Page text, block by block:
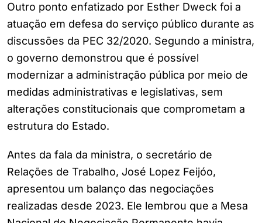
Outro ponto enfatizado por Esther Dweck foi a
atuação em defesa do serviço público durante as
discussões da PEC 32/2020. Segundo a ministra,
o governo demonstrou que é possível
modernizar a administração pública por meio de
medidas administrativas e legislativas, sem
alterações constitucionais que comprometam a
estrutura do Estado.
Antes da fala da ministra, o secretário de
Relações de Trabalho, José Lopez Feijóo,
apresentou um balanço das negociações
realizadas desde 2023. Ele lembrou que a Mesa